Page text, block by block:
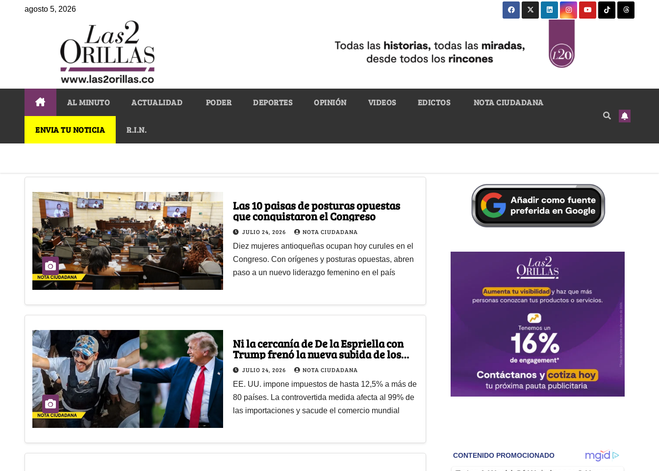
agosto 5, 2026
AL MINUTO ACTUALIDAD PODER DEPORTES OPINIÓN VIDEOS EDICTOS NOTA CIUDADANA
ENVIA TU NOTICIA R.I.N.
Las 10 paisas de posturas opuestas
que conquistaron el Congreso
JULIO 24, 2026 NOTA CIUDADANA
Diez mujeres antioqueñas ocupan hoy curules en el
Congreso. Con orígenes y posturas opuestas, abren
paso a un nuevo liderazgo femenino en el país
Ni la cercanía de De la Espriella con
Trump frenó la nueva subida de los
aranceles a Colombia
JULIO 24, 2026 NOTA CIUDADANA
EE. UU. impone impuestos de hasta 12,5% a más de
80 países. La controvertida medida afecta al 99% de
las importaciones y sacude el comercio mundial